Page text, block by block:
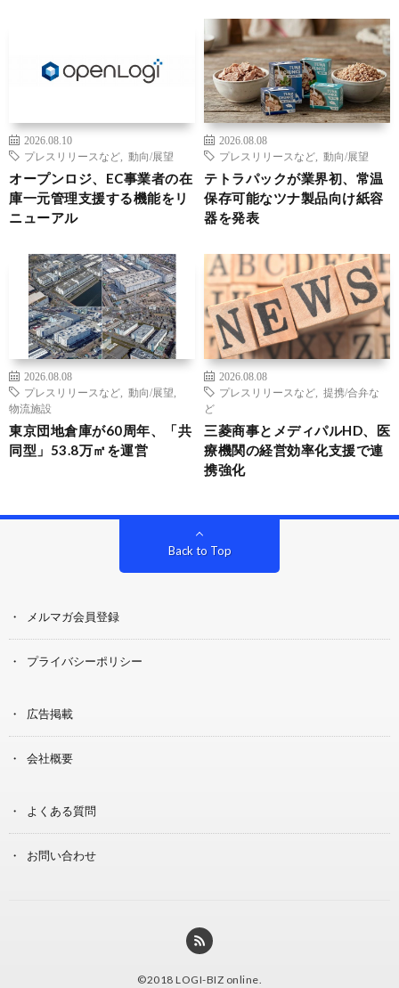
2026.08.10
プレスリリースなど
動向/展望
オープンロジ、EC事業者の在
庫一元管理支援する機能をリ
ニューアル
2026.08.08
プレスリリースなど
動向/展望
テトラパックが業界初、常温
保存可能なツナ製品向け紙容
器を発表
2026.08.08
プレスリリースなど
動向/展望
物流施設
東京団地倉庫が60周年、「共
同型」53.8万㎡を運営
2026.08.08
プレスリリースなど
提携/合弁な
ど
三菱商事とメディパルHD、医
療機関の経営効率化支援で連
携強化
Back to Top
メルマガ会員登録
プライバシーポリシー
広告掲載
会社概要
よくある質問
お問い合わせ
©2018 LOGI-BIZ online.